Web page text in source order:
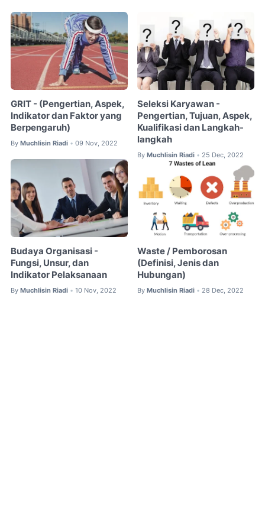
GRIT - (Pengertian, Aspek,
Indikator dan Faktor yang
Berpengaruh)
By Muchlisin Riadi • 09 Nov, 2022
Seleksi Karyawan -
Pengertian, Tujuan, Aspek,
Kualifikasi dan Langkah-
langkah
By Muchlisin Riadi • 25 Dec, 2022
Budaya Organisasi -
Fungsi, Unsur, dan
Indikator Pelaksanaan
By Muchlisin Riadi • 10 Nov, 2022
Waste / Pemborosan
(Definisi, Jenis dan
Hubungan)
By Muchlisin Riadi • 28 Dec, 2022